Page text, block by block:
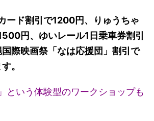
ード割引で1200円、
りゅうちゃ
円、 ゆいレール1日乗車券割引
際映画祭「なは応援団」割引で
。
という体験型のワークショップも